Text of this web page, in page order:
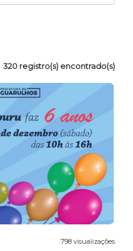
320 registro(s) encontrado(s)
798 visualizações